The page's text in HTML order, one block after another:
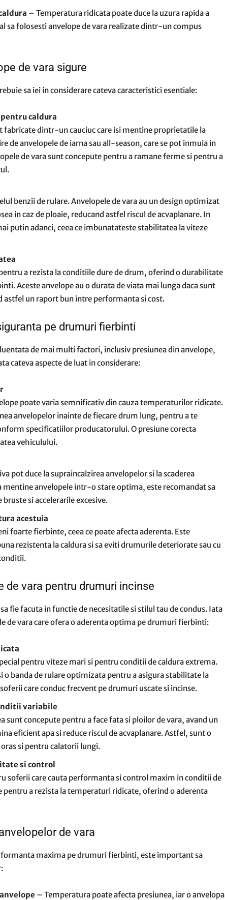
– Temperatura ridicata poate duce la uzura rapida a
sa folosesti anvelope de vara realizate dintr-un compus
de vara sigure
sa iei in considerare cateva caracteristici esentiale:
caldura
fabricate dintr-un cauciuc care isi mentine proprietatile la
de anvelopele de iarna sau all-season, care se pot inmuia in
de vara sunt concepute pentru a ramane ferme si pentru a
benzii de rulare. Anvelopele de vara au un design optimizat
in caz de ploaie, reducand astfel riscul de acvaplanare. In
putin adanci, ceea ce imbunatateste stabilitatea la viteze
a rezista la conditiile dure de drum, oferind o durabilitate
Aceste anvelope au o durata de viata mai lunga daca sunt
un raport bun intre performanta si cost.
pe drumuri fierbinti
de mai multi factori, inclusiv presiunea din anvelope,
cateva aspecte de luat in considerare:
poate varia semnificativ din cauza temperaturilor ridicate.
anvelopelor inainte de fiecare drum lung, pentru a te
specificatiilor producatorului. O presiune corecta
vehiculului.
pot duce la supraincalzirea anvelopelor si la scaderea
anvelopele intr-o stare optima, este recomandat sa
si accelerarile excesive.
acestuia
foarte fierbinte, ceea ce poate afecta aderenta. Este
rezistenta la caldura si sa eviti drumurile deteriorate sau cu
de vara pentru drumuri incinse
fie facuta in functie de necesitatile si stilul tau de condus. Iata
de vara care ofera o aderenta optima pe drumuri fierbinti:
pentru viteze mari si pentru conditii de caldura extrema.
o banda de rulare optimizata pentru a asigura stabilitate la
care conduc frecvent pe drumuri uscate si incinse.
variabile
sunt concepute pentru a face fata si ploilor de vara, avand un
eficient apa si reduce riscul de acvaplanare. Astfel, sunt o
si pentru calatorii lungi.
si control
soferii care cauta performanta si control maxim in conditii de
pentru a rezista la temperaturi ridicate, oferind o aderenta
de vara
maxima pe drumuri fierbinti, este important sa
– Temperatura poate afecta presiunea, iar o anvelopa